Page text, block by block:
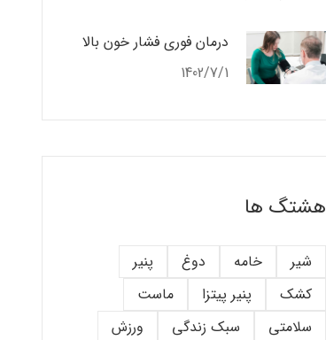
درمان فوری فشار خون بالا
1402/7/1
هشتگ ها
شیر خامه دوغ
پنیر
کشک
پنیر پیتزا
ماست
سلامتی
سبک زندگی
ورزش